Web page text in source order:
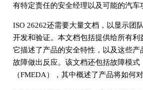
有特定责任的安全经理以及可能的汽车
ISO 26262还需要大量文档，以显示团
开发和验证。本文档包括提供给所有利
它描述了产品的安全特性，以及这些产
故障做出反应。该文档还包括故障模式
（FMEDA），其中概述了产品将如何